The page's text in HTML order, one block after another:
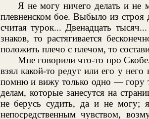
Я не могу ничего делать и не
плевненском бое. Выбыло из строя
считая турок... Двенадцать
знаков, то растягивается
положить плечо с плечом, то
Мне говорили что-то про
взял какой-то редут или его у
помню и вижу только одно — гору
делам, которые занесутся на
не берусь судить, да и не
непосредственным чувством,